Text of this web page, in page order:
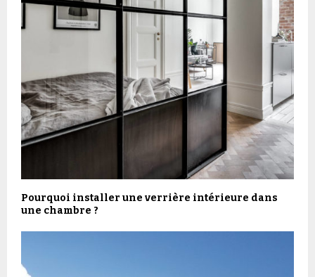
Pourquoi installer une verrière intérieure dans
une chambre ?